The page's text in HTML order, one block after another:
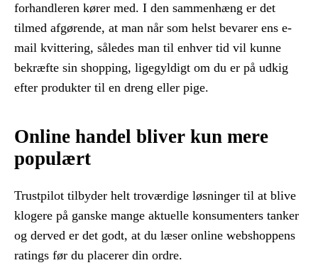
forhandleren kører med. I den sammenhæng er det
tilmed afgørende, at man når som helst bevarer ens e-
mail kvittering, således man til enhver tid vil kunne
bekræfte sin shopping, ligegyldigt om du er på udkig
efter produkter til en dreng eller pige.
Online handel bliver kun mere
populært
Trustpilot tilbyder helt troværdige løsninger til at blive
klogere på ganske mange aktuelle konsumenters tanker
og derved er det godt, at du læser online webshoppens
ratings før du placerer din ordre.